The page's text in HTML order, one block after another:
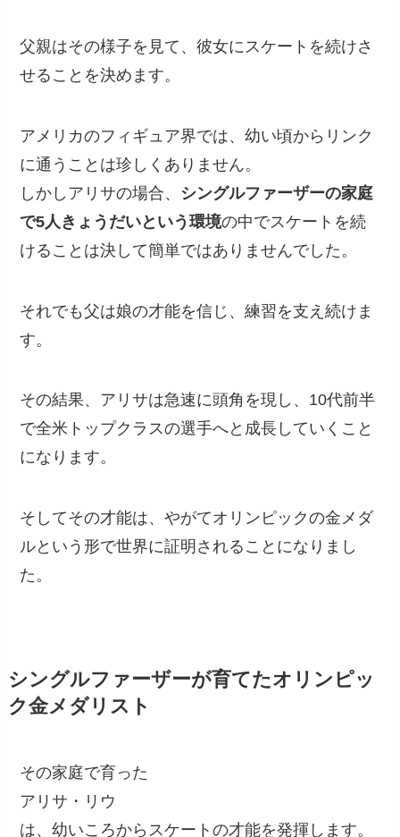
父親はその様子を見て、彼女にスケートを続けさ
せることを決めます。
アメリカのフィギュア界では、幼い頃からリンク
に通うことは珍しくありません。
しかしアリサの場合、 シングルファーザーの家庭
で5人きょうだいという環境の中でスケートを続
けることは決して簡単ではありませんでした。
それでも父は娘の才能を信じ、練習を支え続けま
す。
その結果、アリサは急速に頭角を現し、10代前半
で全米トップクラスの選手へと成長していくこと
になります。
そしてその才能は、やがてオリンピックの金メダ
ルという形で世界に証明されることになりまし
た。
シングルファーザーが育てたオリンピッ
ク金メダリスト
その家庭で育った
アリサ・リウ
は、幼いころからスケートの才能を発揮します。